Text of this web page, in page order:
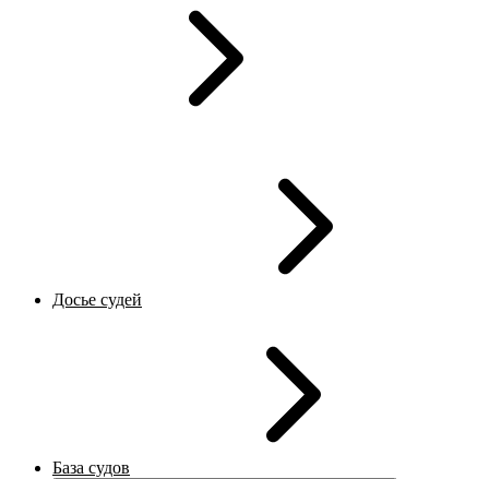
Досье судей
База судов